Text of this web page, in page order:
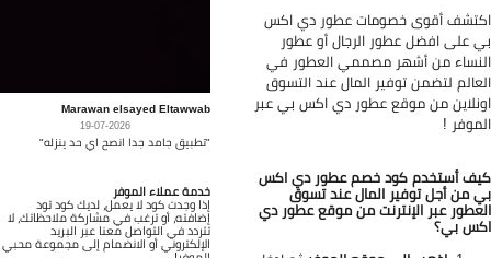
أقوى خصومات عطور دي اكس
على افضل عطور الرجال أو عطور
من أشهر مصممي العطور في
لتضمن توفير المال عند التسوق
من موقع عطور دي اكس بي عبر
!
أستخدم كود خصم عطور دي اكس
من أجل توفير المال عند تسوق
عبر الإنترنت من موقع عطور دي
بي؟
Marawan elsayed Eltawwab
19-07-2026
"تطبيق جامد جدا انصح اي حد ينزله"
خدمة عملاء الموفر
إذا وجدت كود لا يعمل، لديك كود تود
إضافته، أو ترغب في مشاركة ملاحظاتك، لا
تتردد في التواصل معنا عبر البريد
الإلكتروني أو الانضمام إلى مجموعة محبي